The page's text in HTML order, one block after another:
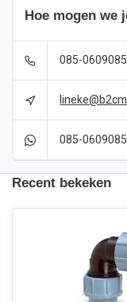
Hoe mogen we
085-0609085
085-0609085
Recent bekeken